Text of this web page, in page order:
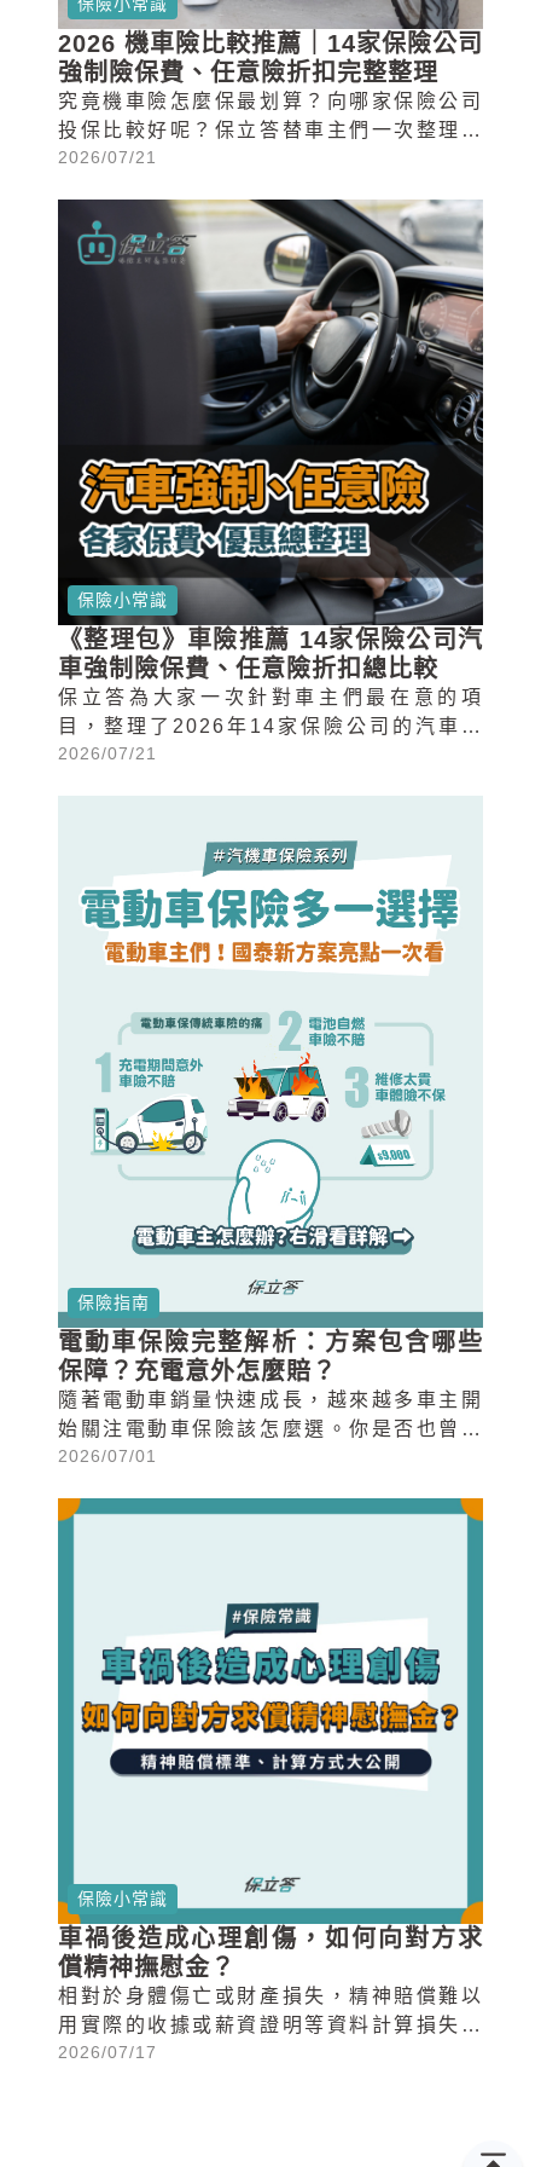
保險小常識
2026 機車險比較推薦｜14家保險公司
強制險保費、任意險折扣完整整理
究竟機車險怎麼保最划算？向哪家保險公司
投保比較好呢？保立答替車主們一次整理了
投保機車險最在意的各項條件總整理，想知
意險哪家折扣最高嗎？馬上往下看下去！
2026/07/21
保險小常識
《整理包》車險推薦 14家保險公司汽
車強制險保費、任意險折扣總比較
保立答為大家一次針對車主們最在意的項
目，整理了2026年14家保險公司的汽車強
制險保費總比較表、汽車任意險優惠折扣比
找划算的車險方案嗎？馬上往下查看！
2026/07/21
保險指南
電動車保險完整解析：方案包含哪些
保障？充電意外怎麼賠？
隨著電動車銷量快速成長，越來越多車主開
始關注電動車保險該怎麼選。你是否也曾疑
惑：電動車跟油車保險有什麼差別？電池壞
一次介紹電動車保險推薦方案、必備保障與
2026/07/01
保險小常識
車禍後造成心理創傷，如何向對方求
償精神撫慰金？
相對於身體傷亡或財產損失，精神賠償難以
用實際的收據或薪資證明等資料計算損失金
額，因此容易被大眾誤解為可以漫天喊價、
2026/07/17